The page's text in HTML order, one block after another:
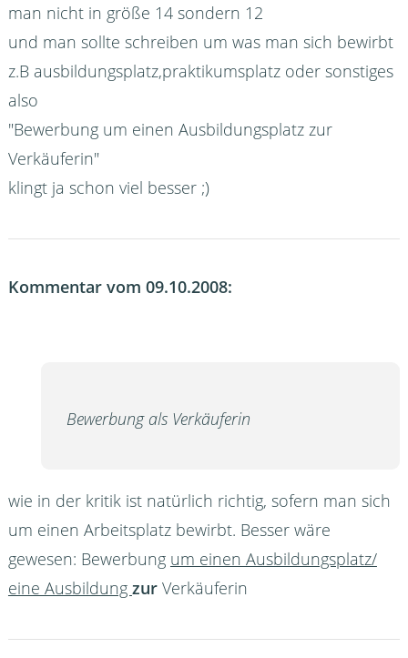
man nicht in größe 14 sondern 12
und man sollte schreiben um was man sich bewirbt
z.B ausbildungsplatz,praktikumsplatz oder sonstiges
also
"Bewerbung um einen Ausbildungsplatz zur
Verkäuferin"
klingt ja schon viel besser ;)
Kommentar vom 09.10.2008:
Bewerbung als Verkäuferin
wie in der kritik ist natürlich richtig, sofern man sich
um einen Arbeitsplatz bewirbt. Besser wäre
gewesen: Bewerbung um einen Ausbildungsplatz/
eine Ausbildung zur Verkäuferin